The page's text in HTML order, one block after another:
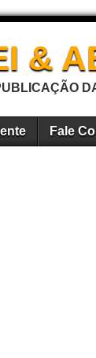
&
Fale